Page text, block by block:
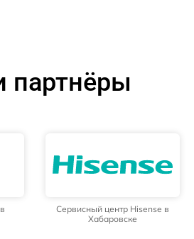
партнёры
Сервисный центр Hisense в
Хабаровске